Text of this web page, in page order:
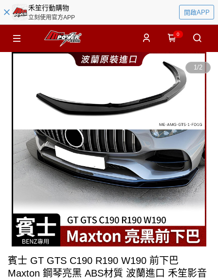
禾笙行動購物
立刻使用官方APP
開啟APP
0
1/2
賓士 GT GTS C190 R190 W190 前下巴
Maxton 鋼琴亮黑 ABS材質 波蘭進口 禾笙影音